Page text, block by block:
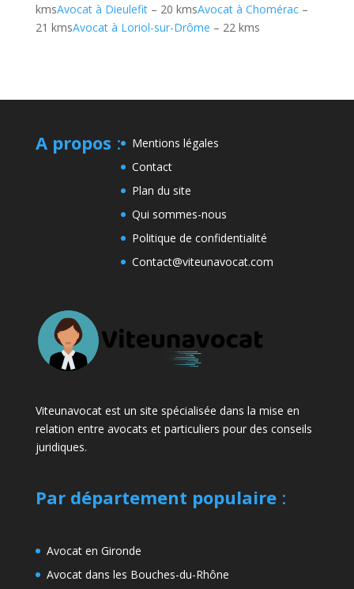
kmsAvocat à Dieulefit– 20 kmsAvocat à Chomérac–
21 kmsAvocat à Loriol-sur-Drôme – 22 kms
A propos :
Mentions légales
Contact
Plan du site
Qui sommes-nous
Politique de confidentialité
Contact@viteunavocat.com
Viteunavocat est un site spécialisée dans la mise en
relation entre avocats et particuliers pour des conseils
juridiques.
Par département populaire:
Avocat en Gironde
Avocat dans les Bouches-du-Rhône